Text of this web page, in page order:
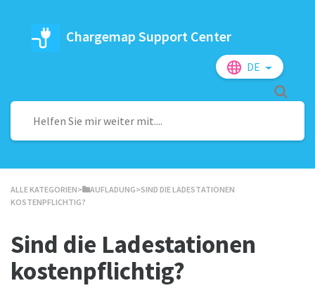
Chargemap Support Center
DE
ALLE KATEGORIEN​>​ ​AUFLADUNG​>​ SIND DIE LADESTATIONEN
KOSTENPFLICHTIG?
Sind die Ladestationen
kostenpflichtig?